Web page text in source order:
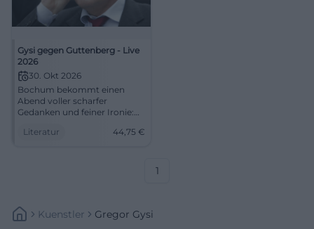
Gysi gegen Guttenberg - Live
2026
30. Okt 2026
Bochum bekommt einen
Abend voller scharfer
Gedanken und feiner Ironie:
RuhrCongress. 30.10.2026, ab
Literatur 44,75 €
1
Kuenstler Gregor Gysi